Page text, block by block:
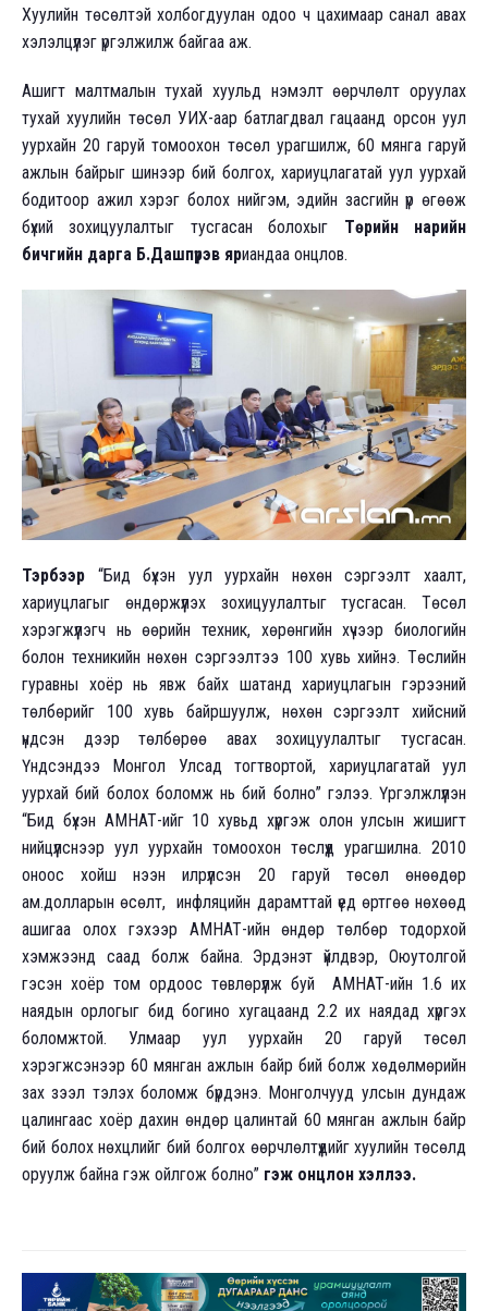
Хуулийн төсөлтэй холбогдуулан одоо ч цахимаар санал авах
хэлэлцүүлэг үргэлжилж байгаа аж.
Ашигт малтмалын тухай хуульд нэмэлт өөрчлөлт оруулах
тухай хуулийн төсөл УИХ-аар батлагдвал гацаанд орсон уул
уурхайн 20 гаруй томоохон төсөл урагшилж, 60 мянга гаруй
ажлын байрыг шинээр бий болгох, хариуцлагатай уул уурхай
бодитоор ажил хэрэг болох нийгэм, эдийн засгийн үр өгөөж
бүхий зохицуулалтыг тусгасан болохыг Төрийн нарийн
бичгийн дарга Б.Дашпүрэв яриандаа онцлов.
Тэрбээр “Бид бүхэн уул уурхайн нөхөн сэргээлт хаалт,
хариуцлагыг өндөржүүлэх зохицуулалтыг тусгасан. Төсөл
хэрэгжүүлэгч нь өөрийн техник, хөрөнгийн хүчээр биологийн
болон техникийн нөхөн сэргээлтээ 100 хувь хийнэ. Төслийн
гуравны хоёр нь явж байх шатанд хариуцлагын гэрээний
төлбөрийг 100 хувь байршуулж, нөхөн сэргээлт хийсний
үндсэн дээр төлбөрөө авах зохицуулалтыг тусгасан.
Үндсэндээ Монгол Улсад тогтвортой, хариуцлагатай уул
уурхай бий болох боломж нь бий болно” гэлээ. Үргэлжлүүлэн
“Бид бүхэн АМНАТ-ийг 10 хувьд хүргэж олон улсын жишигт
нийцүүлснээр уул уурхайн томоохон төслүүд урагшилна. 2010
оноос хойш нээн илрүүлсэн 20 гаруй төсөл өнөөдөр
ам.долларын өсөлт, инфляцийн дарамттай үед өртгөө нөхөөд
ашигаа олох гэхээр АМНАТ-ийн өндөр төлбөр тодорхой
хэмжээнд саад болж байна. Эрдэнэт үйлдвэр, Оюутолгой
гэсэн хоёр том ордоос төвлөрүүлж буй АМНАТ-ийн 1.6 их
наядын орлогыг бид богино хугацаанд 2.2 их наядад хүргэх
боломжтой. Улмаар уул уурхайн 20 гаруй төсөл
хэрэгжсэнээр 60 мянган ажлын байр бий болж хөдөлмөрийн
зах зээл тэлэх боломж бүрдэнэ. Монголчууд улсын дундаж
цалингаас хоёр дахин өндөр цалинтай 60 мянган ажлын байр
бий болох нөхцлийг бий болгох өөрчлөлтүүдийг хуулийн төсөлд
оруулж байна гэж ойлгож болно” гэж онцлон хэллээ.